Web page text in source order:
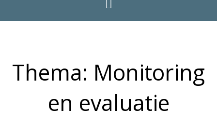
Thema: Monitoring
en evaluatie